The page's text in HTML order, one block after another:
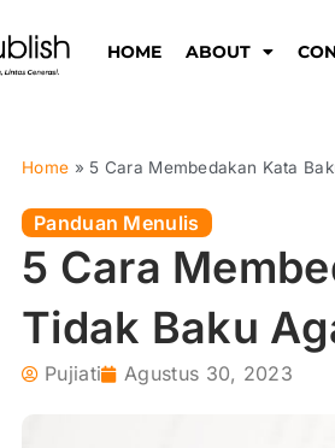
HOME ABOUT
Home » 5 Cara Membedakan Kata
Panduan Menulis
5 Cara
Tidak Baku
Pujiati Agustus 30, 2023